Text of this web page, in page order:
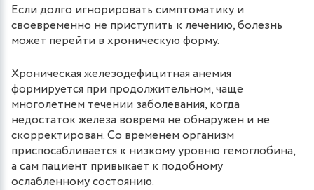
Если долго игнорировать симптоматику и
своевременно не приступить к лечению, болезнь
может перейти в хроническую форму.
Хроническая железодефицитная анемия
формируется при продолжительном, чаще
многолетнем течении заболевания, когда
недостаток железа вовремя не обнаружен и не
скорректирован. Со временем организм
приспосабливается к низкому уровню гемоглобина,
а сам пациент привыкает к подобному
ослабленному состоянию.